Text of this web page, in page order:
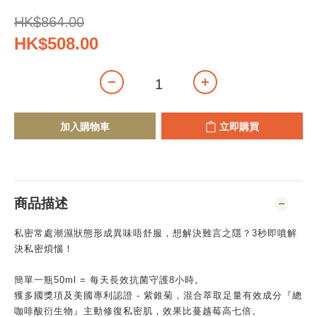
HK$864.00
HK$508.00
加入購物車 立即購買
商品描述
私密常處潮濕狀態形成異味唔舒服，想解決難言之隱？3秒即噴解
決私密煩惱！
簡單一瓶50ml = 每天長效抗菌守護8小時。
獲多國獎項及美國專利認證 - 紫錐菊，混合萃取足量有效成分『總
咖啡酸衍生物』主動修復私密肌，效果比蔓越莓高七倍。